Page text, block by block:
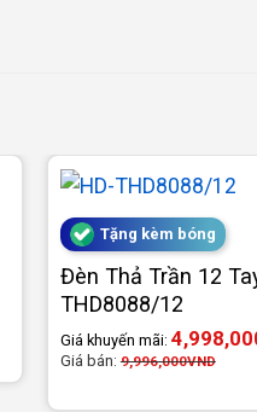
Tặng kèm bóng
Đèn Thả Trần 12
THD8088/12
Giá khuyến mãi:
Giá bán:9,996,000VND